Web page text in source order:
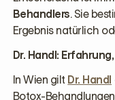
Behandlers. Sie
Ergebnis natürlich
Dr. Handl:
In Wien gilt Dr. Handl
Botox-